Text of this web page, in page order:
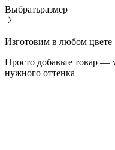
Выбратьразмер
Изготовим в любом цвете
Просто добавьте товар —
нужного оттенка